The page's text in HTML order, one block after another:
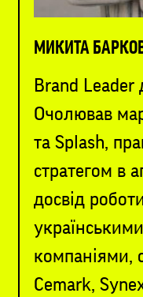
МИКИТА
Brand Leader
Очолював
та Splash,
стратегом в
досвід
компаніями,
Cemark,